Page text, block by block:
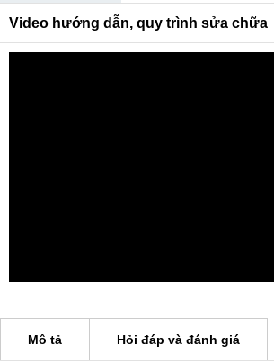
Video hướng dẫn, quy trình sửa chữa
Mô tả Hỏi đáp và đánh giá